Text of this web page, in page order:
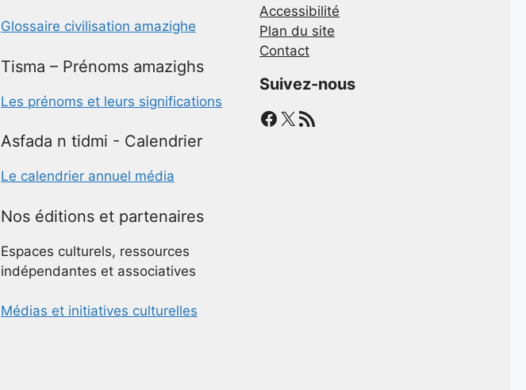
Glossaire civilisation amazighe
Tisma – Prénoms amazighs
Les prénoms et leurs significations
Asfada n tidmi - Calendrier
Le calendrier annuel média
Nos éditions et partenaires
Espaces culturels, ressources
indépendantes et associatives
Médias et initiatives culturelles
Accessibilité
Plan du site
Contact
Suivez-nous
Facebook
X Flux RSS